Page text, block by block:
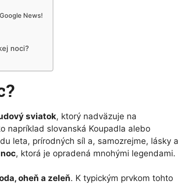
News!
noci?
sviatok, ktorý nadväzuje na
napríklad slovanská Koupadla alebo
leta, prírodných síl a, samozrejme, lásky a
, ktorá je opradená mnohými legendami.
oheň a zeleň. K typickým prvkom tohto